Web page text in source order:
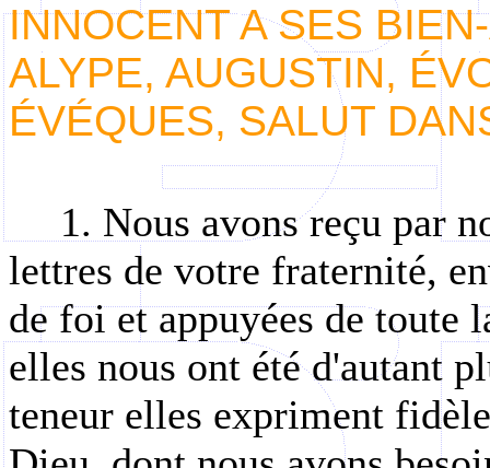
INNOCENT A SES
ALYPE, AUGUSTIN,
ÉVÉQUES, SALUT
1. Nous avons reçu par
lettres de votre fraternité,
de foi et appuyées de
elles nous ont été d'autant
teneur elles expriment